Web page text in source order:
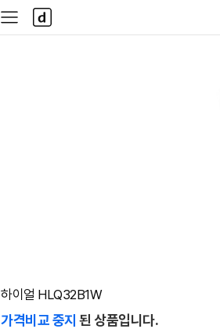
사
이
다
나
와
하이얼 HLQ32B1W
가격비교 중지 된 상품입니다.